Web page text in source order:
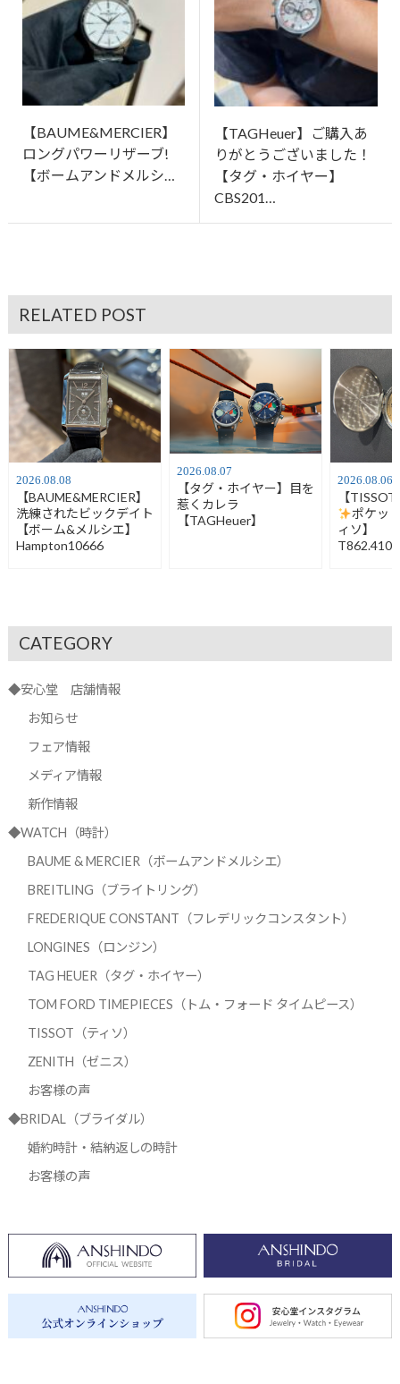
【BAUME&MERCIER】
ロングパワーリザーブ!
【ボームアンドメルシ…
【TAGHeuer】ご購入あ
りがとうございました！
【タグ・ホイヤー】
CBS201…
RELATED POST
2026.08.08
【BAUME&MERCIER】
洗練されたビックデイト
【ボーム&メルシエ】
Hampton10666
2026.08.07
【タグ・ホイヤー】目を
惹くカレラ
【TAGHeuer】
2026.08.06
【
ポケッ
ィソ】
CATEGORY
◆安心堂 店舗情報
お知らせ
フェア情報
メディア情報
新作情報
◆WATCH（時計）
BAUME & MERCIER（ボームアンドメルシエ）
BREITLING（ブライトリング）
FREDERIQUE CONSTANT（フレデリックコンスタント）
LONGINES（ロンジン）
TAG HEUER（タグ・ホイヤー）
TOM FORD TIMEPIECES（トム・フォード タイムピース）
TISSOT（ティソ）
ZENITH（ゼニス）
お客様の声
◆BRIDAL（ブライダル）
婚約時計・結納返しの時計
お客様の声